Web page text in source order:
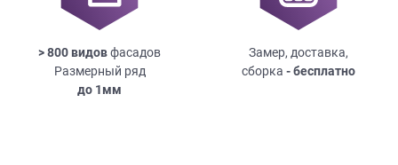
> 800 видовфасадов
Размерный ряд
до 1мм
Замер, доставка,
сборка - бесплатно